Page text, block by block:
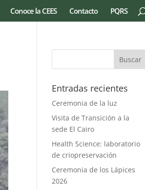
Conoce la CEES Contacto PQRS
Entradas recientes
Ceremonia de la luz
Visita de Transición a la
sede El Cairo
Health Science: laboratorio
de criopreservación
Ceremonia de los Lápices
2026